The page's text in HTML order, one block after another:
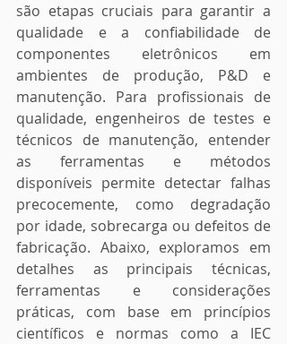
são etapas cruciais para garantir a
qualidade e a confiabilidade de
componentes eletrônicos em
ambientes de produção, P&D e
manutenção. Para profissionais de
qualidade, engenheiros de testes e
técnicos de manutenção, entender
as ferramentas e métodos
disponíveis permite detectar falhas
precocemente, como degradação
por idade, sobrecarga ou defeitos de
fabricação. Abaixo, exploramos em
detalhes as principais técnicas,
ferramentas e considerações
práticas, com base em princípios
científicos e normas como a IEC